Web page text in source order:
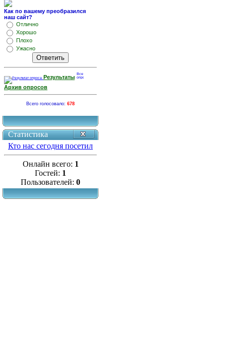
Как по вашему преобразился
наш сайт?
Отлично
Хорошо
Плохо
Ужасно
Результаты
Архив опросов
Всего голосовало: 678
Статистика
Кто нас сегодня посетил
Онлайн всего: 1
Гостей: 1
Пользователей: 0